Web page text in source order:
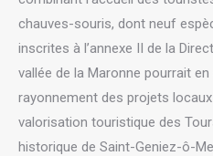
chauves-souris, dont neuf
inscrites à l’annexe II de la
vallée de la Maronne pourrait
rayonnement des projets
valorisation touristique des
historique de Saint-Geniez-ô-